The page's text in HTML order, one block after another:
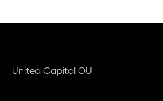
United Capital OÜ